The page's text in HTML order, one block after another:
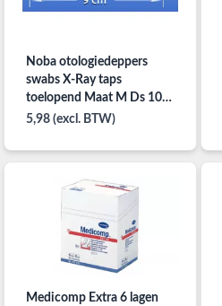
Noba otologiedeppers
swabs X-Ray taps
toelopend Maat M Ds 100
stuk
5,98 (excl. BTW)
Medicomp Extra 6 lagen